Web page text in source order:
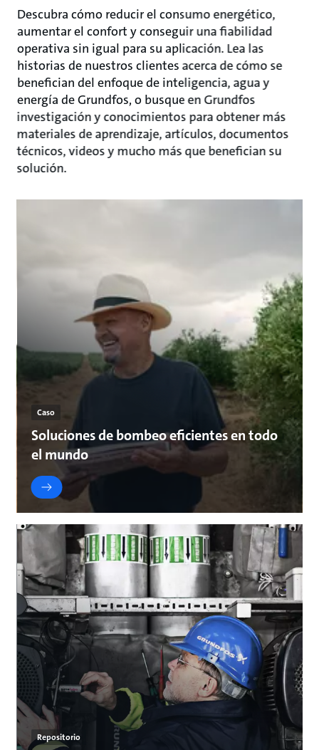
Descubra cómo reducir el consumo energético,
aumentar el confort y conseguir una fiabilidad
operativa sin igual para su aplicación. Lea las
historias de nuestros clientes acerca de cómo se
benefician del enfoque de inteligencia, agua y
energía de Grundfos, o busque en Grundfos
investigación y conocimientos para obtener más
materiales de aprendizaje, artículos, documentos
técnicos, videos y mucho más que benefician su
solución.
Caso
Soluciones de bombeo eficientes en todo
el mundo
Repositorio